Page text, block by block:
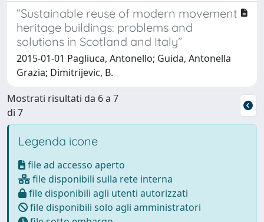
“Sustainable reuse of modern movement
heritage buildings: problems and
solutions in Scotland and Italy”
2015-01-01 Pagliuca, Antonello; Guida, Antonella
Grazia; Dimitrijevic, B.
Mostrati risultati da 6 a 7
di 7
Legenda icone
file ad accesso aperto
file disponibili sulla rete interna
file disponibili agli utenti autorizzati
file disponibili solo agli amministratori